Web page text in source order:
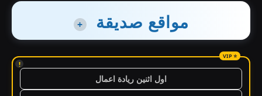
مواقع صديقة +
!
اول اثنين ريادة اعمال